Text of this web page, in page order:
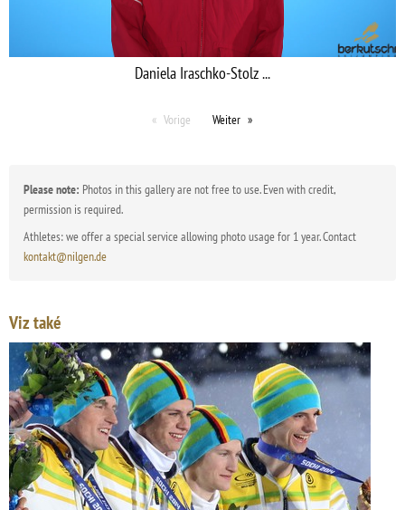
Daniela Iraschko-Stolz ...
Vorige Weiter
Please note: Photos in this gallery are not free to use. Even with credit,
permission is required.
Athletes: we offer a special service allowing photo usage for 1 year. Contact
kontakt@nilgen.de
Viz také